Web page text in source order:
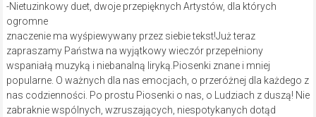
-Nietuzinkowy duet, dwoje przepięknych Artystów, dla których
ogromne
znaczenie ma wyśpiewywany przez siebie tekst!Już teraz
zapraszamy Państwa na wyjątkowy wieczór przepełniony
wspaniałą muzyką i niebanalną liryką.Piosenki znane i mniej
popularne. O ważnych dla nas emocjach, o przeróżnej dla każdego z
nas codzienności. Po prostu Piosenki o nas, o Ludziach z duszą! Nie
zabraknie wspólnych, wzruszających, niespotykanych dotąd